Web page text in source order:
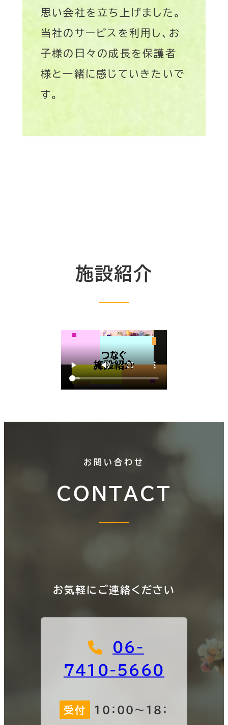
思い会社を立ち上げました。
当社のサービスを利用し、お
子様の日々の成長を保護者
様と一緒に感じていきたいで
す。
施設紹介
お問い合わせ
CONTACT
お気軽にご連絡ください
06-
7410-5660
受付
10：00～18：